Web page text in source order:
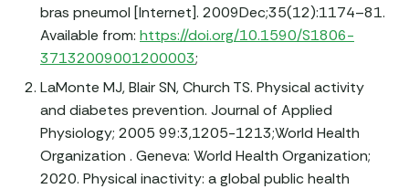
bras pneumol [Internet]. 2009Dec;35(12):1174–81.
Available from: https://doi.org/10.1590/S1806-
37132009001200003;
LaMonte MJ, Blair SN, Church TS. Physical activity
and diabetes prevention. Journal of Applied
Physiology; 2005 99:3,1205-1213;World Health
Organization . Geneva: World Health Organization;
2020. Physical inactivity: a global public health